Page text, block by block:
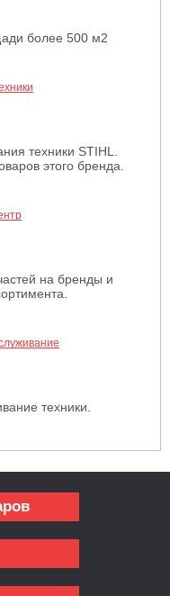
более 500 м2
техники STIHL.
этого бренда.
на бренды и
техники.